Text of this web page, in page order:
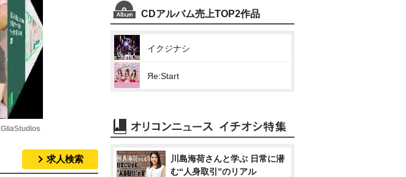
GliaStudios
求人検索
CDアルバム売上TOP2作品
イクジナシ
Яe:Start
川島海荷さんと学ぶ 日常に潜
む“人身取引”のリアル